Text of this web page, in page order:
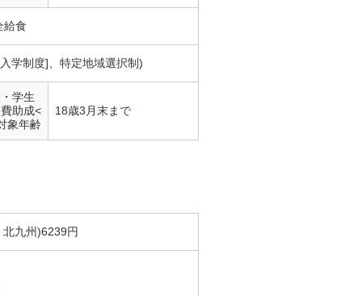
給食
学制度]、特定地域選択制)
学生
助成<
象年齢
18歳3月末まで
九州)6239円